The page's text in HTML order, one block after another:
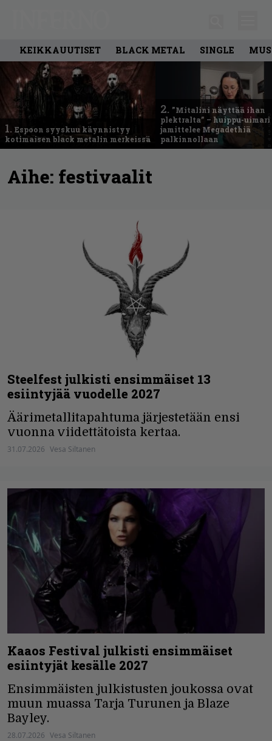
KEIKKAUUTISET BLACK METAL SINGLE
1. Espoon syyskuu käynnistyy
kotimaisen black metalin merkeissä
2. ”Mitalini näyttää ihan
plektralta” – huippu-uimari
jamittelee Megadethiä
palkinnollaan
Aihe: festivaalit
Steelfest julkisti ensimmäiset 13
esiintyjää vuodelle 2027
Äärimetallitapahtuma järjestetään ensi
vuonna viidettätoista kertaa.
31.07.2026 Vesa Siltanen
Kaaos Festival julkisti ensimmäiset
esiintyjät kesälle 2027
Ensimmäisten julkistusten joukossa ovat
muun muassa Tarja Turunen ja Blaze
Bayley.
28.07.2026 Vesa Siltanen